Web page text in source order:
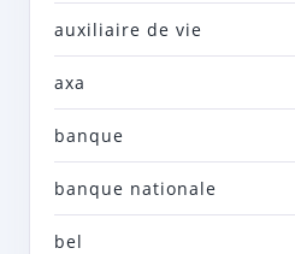
auxiliaire de vie
axa
banque
banque nationale
bel